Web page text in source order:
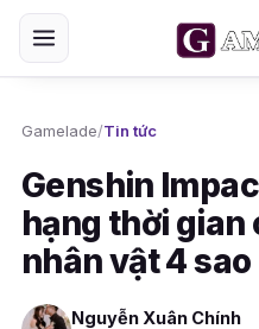
Gamelade/Tin tức
Genshin
hạng thời gian
nhân vật 4 sao
Nguyễn Xuân Chính